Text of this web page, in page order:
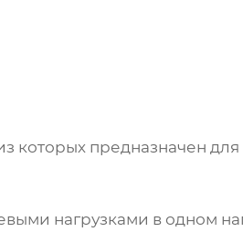
которых предназначен для
нагрузками в одном